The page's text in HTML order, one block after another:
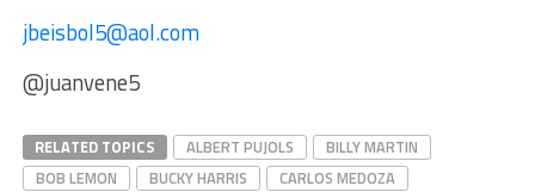
jbeisbol5@aol.com
@juanvene5
RELATED TOPICS ALBERT PUJOLS
BILLY MARTIN
BOB LEMON
BUCKY HARRIS
CARLOS MEDOZA